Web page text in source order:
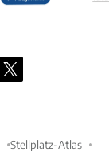
Stellplatz-Atlas